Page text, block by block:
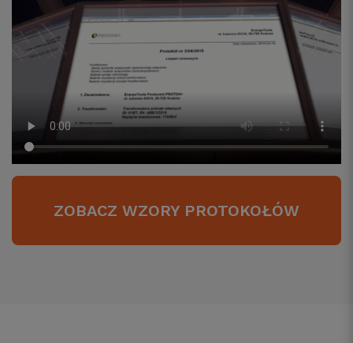
ZOBACZ WZORY PROTOKOŁÓW